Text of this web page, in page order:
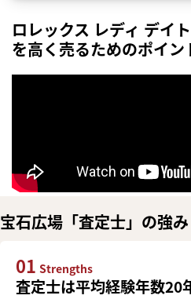
ロレックス レディ デイ
を高く売るためのポイン
宝石広場「査定士」の強み
01 Strengths
査定士は平均経験年数20